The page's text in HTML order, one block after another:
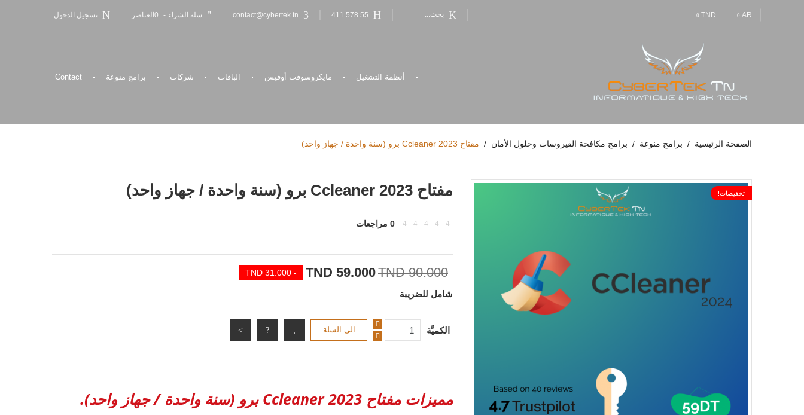
AR
TND
55 578 411
contact@cybertek.tn سلة الشراء -
0العناصر تسجيل الدخول
أنظمة التشغيل مايكروسوفت أوفيس الباقات شركات برامج منوعة Contact
الصفحة الرئيسية برامج منوعة برامج مكافحة الفيروسات وحلول الأمان مفتاح Ccleaner 2023 برو (سنة واحدة / جهاز واحد)
تخفيضات! مفتاح Ccleaner 2023 برو (سنة واحدة / جهاز واحد)
0 مراجعات
90.000 TND
59.000 TND
- 31.000 TND
شامل للضريبة
الكميَّة الى السلة
مميزات مفتاح Ccleaner 2023 برو (سنة واحدة / جهاز واحد) .